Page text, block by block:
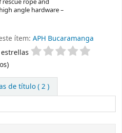
angle hardware –
ítem: APH Bucaramanga
de título ( 2 )